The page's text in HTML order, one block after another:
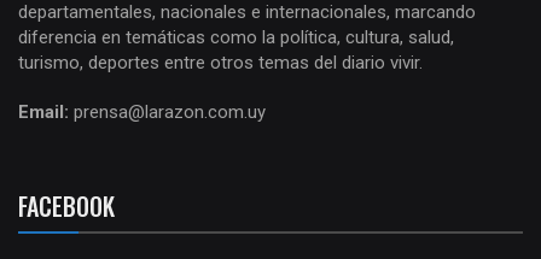
departamentales, nacionales e internacionales, marcando
diferencia en temáticas como la política, cultura, salud,
turismo, deportes entre otros temas del diario vivir.
Email: prensa@larazon.com.uy
FACEBOOK